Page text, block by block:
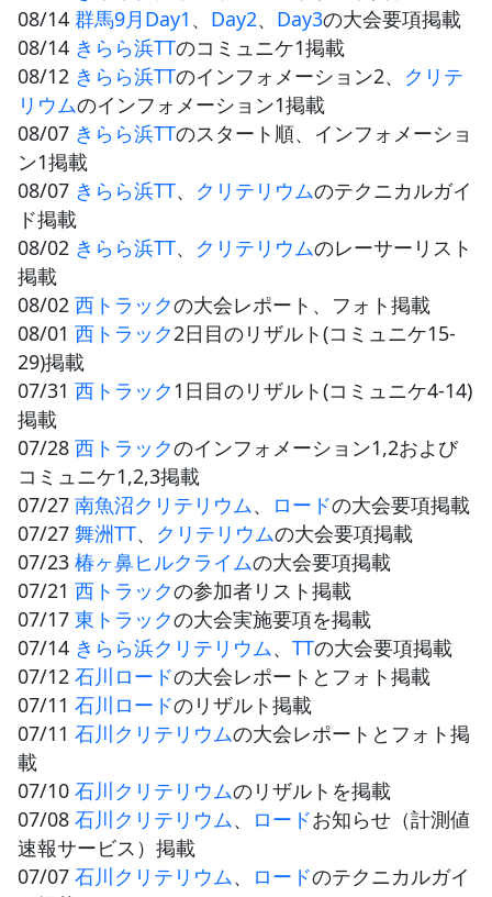
08/14 群馬9月Day1 、 Day2、 Day3の大会要項掲載
08/14 きらら浜TTのコミュニケ1掲載
08/12 きらら浜TTのインフォメーション2、 クリテ
リウムのインフォメーション1掲載
08/07 きらら浜TTのスタート順、インフォメーショ
ン1掲載
08/07 きらら浜TT、 クリテリウムのテクニカルガイ
ド掲載
08/02 きらら浜TT、 クリテリウムのレーサーリスト
掲載
08/02 西トラックの大会レポート、フォト掲載
08/01 西トラック2日目のリザルト(コミュニケ15-
29)掲載
07/31 西トラック1日目のリザルト(コミュニケ4-14)
掲載
07/28 西トラックのインフォメーション1,2および
コミュニケ1,2,3掲載
07/27 南魚沼クリテリウム、 ロードの大会要項掲載
07/27 舞洲TT、 クリテリウムの大会要項掲載
07/23 椿ヶ鼻ヒルクライムの大会要項掲載
07/21 西トラックの参加者リスト掲載
07/17 東トラックの大会実施要項を掲載
07/14 きらら浜クリテリウム、 TTの大会要項掲載
07/12 石川ロードの大会レポートとフォト掲載
07/11 石川ロードのリザルト掲載
07/11 石川クリテリウムの大会レポートとフォト掲
載
07/10 石川クリテリウムのリザルトを掲載
07/08 石川クリテリウム、 ロードお知らせ（計測値
速報サービス）掲載
07/07 石川クリテリウム、 ロードのテクニカルガイ